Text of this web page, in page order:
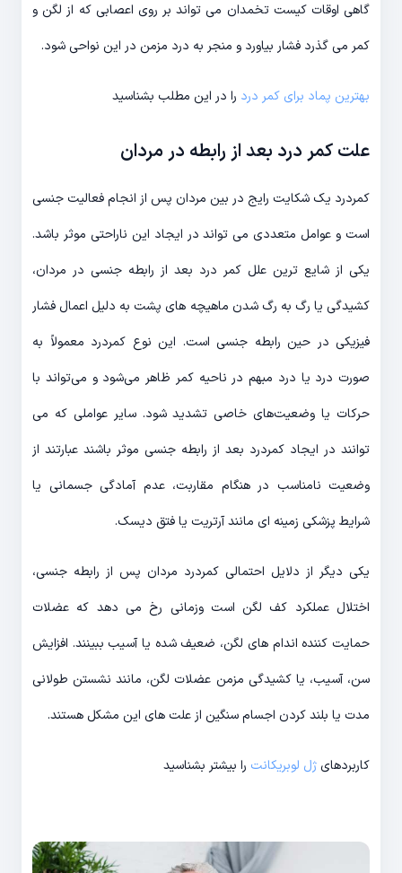
گاهی اوقات کیست تخمدان می تواند بر روی اعصابی که از لگن و
کمر می گذرد فشار بیاورد و منجر به درد مزمن در این نواحی شود.
بهترین پماد برای کمر درد را در این مطلب بشناسید
علت کمر درد بعد از رابطه در مردان
کمردرد یک شکایت رایج در بین مردان پس از انجام فعالیت جنسی
است و عوامل متعددی می تواند در ایجاد این ناراحتی موثر باشد.
یکی از شایع ترین علل کمر درد بعد از رابطه جنسی در مردان،
کشیدگی یا رگ به رگ شدن ماهیچه های پشت به دلیل اعمال فشار
فیزیکی در حین رابطه جنسی است. این نوع کمردرد معمولاً به
صورت درد یا درد مبهم در ناحیه کمر ظاهر می‌شود و می‌تواند با
حرکات یا وضعیت‌های خاصی تشدید شود. سایر عواملی که می
توانند در ایجاد کمردرد بعد از رابطه جنسی موثر باشند عبارتند از
وضعیت نامناسب در هنگام مقاربت، عدم آمادگی جسمانی یا
شرایط پزشکی زمینه ای مانند آرتریت یا فتق دیسک.
یکی دیگر از دلایل احتمالی کمردرد مردان پس از رابطه جنسی،
اختلال عملکرد کف لگن است وزمانی رخ می دهد که عضلات
حمایت کننده اندام های لگن، ضعیف شده یا آسیب ببینند. افزایش
سن، آسیب، یا کشیدگی مزمن عضلات لگن، مانند نشستن طولانی
مدت یا بلند کردن اجسام سنگین از علت های این مشکل هستند.
کاربردهایژل لوبریکانت را بیشتر بشناسید